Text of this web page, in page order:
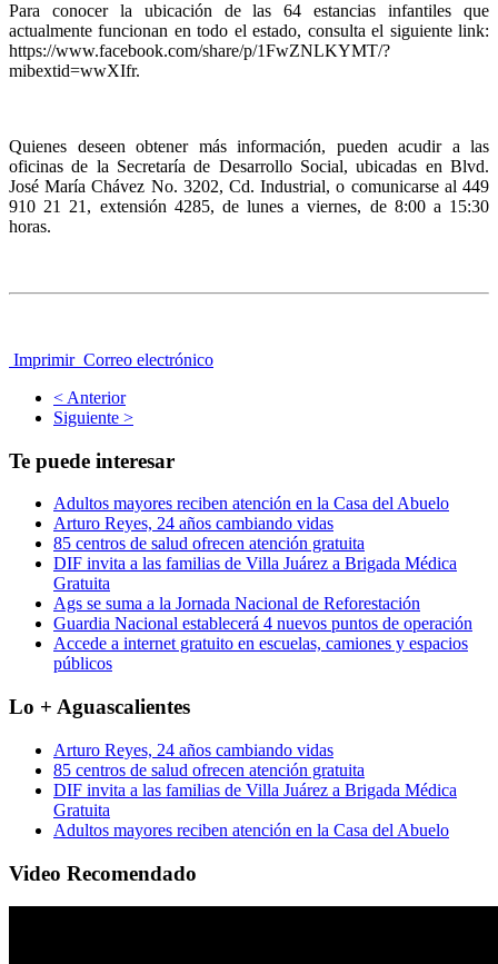
Para conocer la ubicación de las 64 estancias infantiles que
actualmente funcionan en todo el estado, consulta el siguiente link:
https://www.facebook.com/share/p/1FwZNLKYMT/?
mibextid=wwXIfr.
Quienes deseen obtener más información, pueden acudir a las
oficinas de la Secretaría de Desarrollo Social, ubicadas en Blvd.
José María Chávez No. 3202, Cd. Industrial, o comunicarse al 449
910 21 21, extensión 4285, de lunes a viernes, de 8:00 a 15:30
horas.
Imprimir Correo electrónico
< Anterior
Siguiente >
Te puede interesar
Adultos mayores reciben atención en la Casa del Abuelo
Arturo Reyes, 24 años cambiando vidas
85 centros de salud ofrecen atención gratuita
DIF invita a las familias de Villa Juárez a Brigada Médica
Gratuita
Ags se suma a la Jornada Nacional de Reforestación
Guardia Nacional establecerá 4 nuevos puntos de operación
Accede a internet gratuito en escuelas, camiones y espacios
públicos
Lo + Aguascalientes
Arturo Reyes, 24 años cambiando vidas
85 centros de salud ofrecen atención gratuita
DIF invita a las familias de Villa Juárez a Brigada Médica
Gratuita
Adultos mayores reciben atención en la Casa del Abuelo
Video Recomendado